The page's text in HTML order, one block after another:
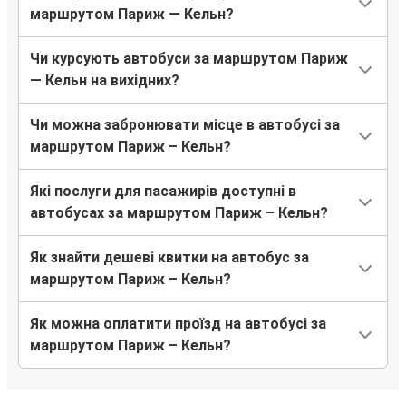
маршрутом Париж — Кельн?
Чи курсують автобуси за маршрутом Париж
— Кельн на вихідних?
Чи можна забронювати місце в автобусі за
маршрутом Париж – Кельн?
Які послуги для пасажирів доступні в
автобусах за маршрутом Париж – Кельн?
Як знайти дешеві квитки на автобус за
маршрутом Париж – Кельн?
Як можна оплатити проїзд на автобусі за
маршрутом Париж – Кельн?